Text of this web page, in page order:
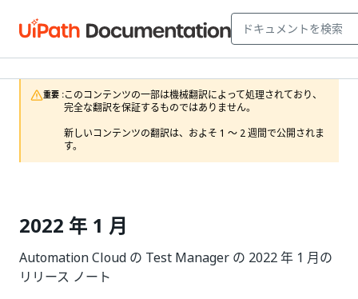
重要 :このコンテンツの一部は機械翻訳によって処理されており、
完全な翻訳を保証するものではありません。
新しいコンテンツの翻訳は、およそ 1 ～ 2 週間で公開されま
す。
2022 年 1 月
Automation Cloud の Test Manager の 2022 年 1 月の
リリース ノート